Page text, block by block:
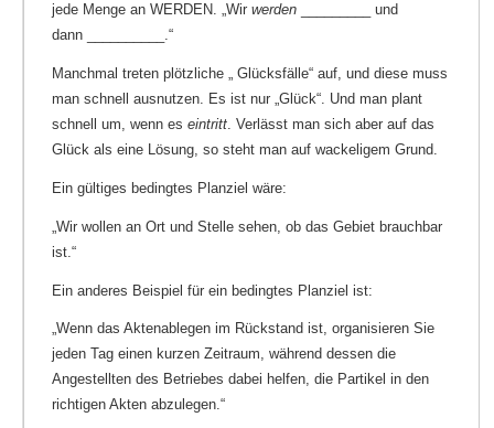
jede Menge an WERDEN. „Wir werden _________ und
dann __________.“
Manchmal treten plötzliche „ Glücksfälle“ auf, und diese muss
man schnell ausnutzen. Es ist nur „Glück“. Und man plant
schnell um, wenn es eintritt. Verlässt man sich aber auf das
Glück als eine Lösung, so steht man auf wackeligem Grund.
Ein gültiges bedingtes Planziel wäre:
„Wir wollen an Ort und Stelle sehen, ob das Gebiet brauchbar
ist.“
Ein anderes Beispiel für ein bedingtes Planziel ist:
„Wenn das Aktenablegen im Rückstand ist, organisieren Sie
jeden Tag einen kurzen Zeitraum, während dessen die
Angestellten des Betriebes dabei helfen, die Partikel in den
richtigen Akten abzulegen.“